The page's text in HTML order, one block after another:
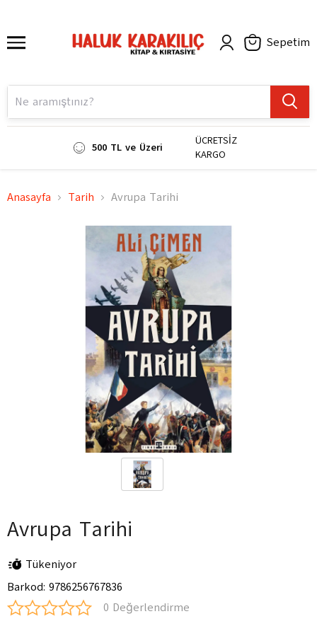
Sepetim
500 TL ve Üzeri
ÜCRETSİZ
KARGO
Anasayfa Tarih Avrupa Tarihi
Avrupa Tarihi
Tükeniyor
Barkod: 9786256767836
0 Değerlendirme